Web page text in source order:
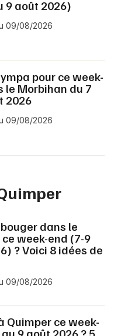
9 août 2026)
09/08/2026
pour ce week-
le Morbihan du 7
2026
09/08/2026
dans le
week-end (7-9
? Voici 8 idées de
09/08/2026
Quimper ce week-
9 août 2026 ? 5